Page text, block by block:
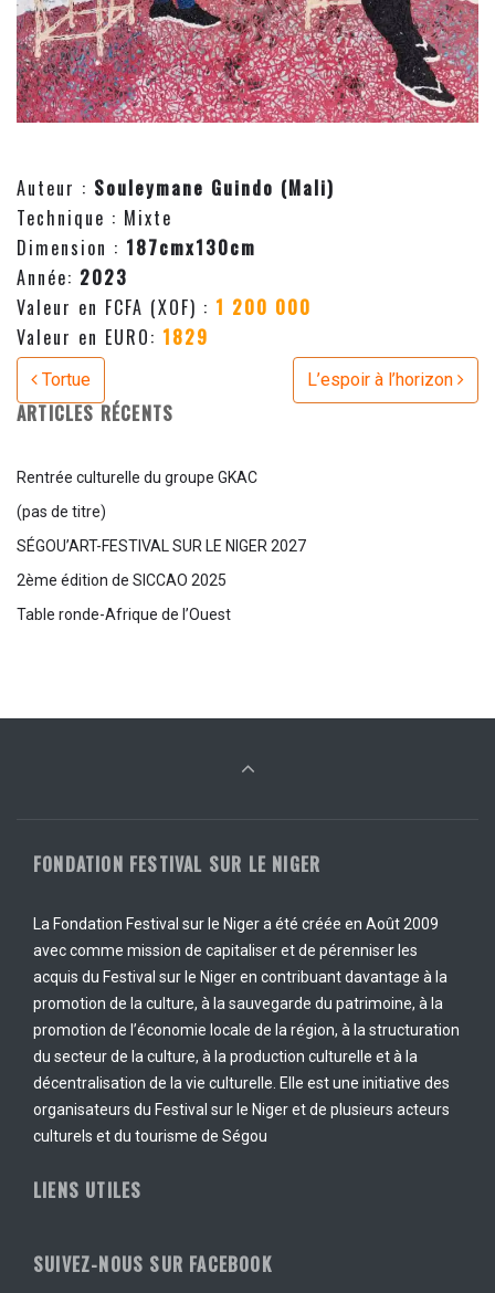
Auteur : Souleymane Guindo (Mali)
Technique : Mixte
Dimension : 187cmx130cm
Année: 2023
Valeur en FCFA (XOF) : 1 200 000
Valeur en EURO: 1829
Navigation
Tortue L’espoir à l’horizon
ARTICLES RÉCENTS
Rentrée culturelle du groupe GKAC
(pas de titre)
SÉGOU’ART-FESTIVAL SUR LE NIGER 2027
2ème édition de SICCAO 2025
Table ronde-Afrique de l’Ouest
FONDATION FESTIVAL SUR LE NIGER
La Fondation Festival sur le Niger a été créée en Août 2009
avec comme mission de capitaliser et de pérenniser les
acquis du Festival sur le Niger en contribuant davantage à la
promotion de la culture, à la sauvegarde du patrimoine, à la
promotion de l’économie locale de la région, à la structuration
du secteur de la culture, à la production culturelle et à la
décentralisation de la vie culturelle. Elle est une initiative des
organisateurs du Festival sur le Niger et de plusieurs acteurs
culturels et du tourisme de Ségou
LIENS UTILES
SUIVEZ-NOUS SUR FACEBOOK